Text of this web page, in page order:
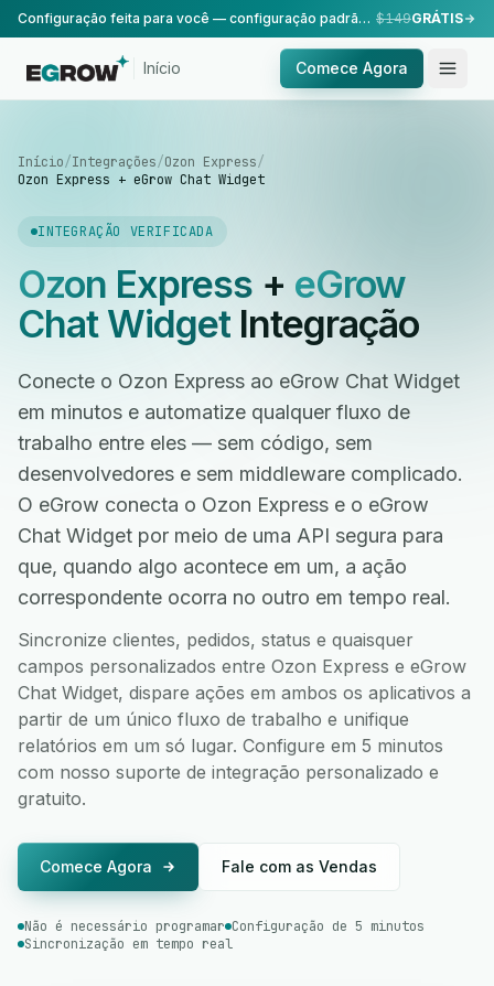
Configuração feita para você — configuração padrão, realizada pela nossa equipe. $149GRÁTIS
Início Comece Agora
Início/Integrações/Ozon Express/
Ozon Express + eGrow Chat Widget
INTEGRAÇÃO VERIFICADA
Ozon Express+ eGrow
Chat WidgetIntegração
Conecte o Ozon Express ao eGrow Chat Widget
em minutos e automatize qualquer fluxo de
trabalho entre eles — sem código, sem
desenvolvedores e sem middleware complicado.
O eGrow conecta o Ozon Express e o eGrow
Chat Widget por meio de uma API segura para
que, quando algo acontece em um, a ação
correspondente ocorra no outro em tempo real.
Sincronize clientes, pedidos, status e quaisquer
campos personalizados entre Ozon Express e eGrow
Chat Widget, dispare ações em ambos os aplicativos a
partir de um único fluxo de trabalho e unifique
relatórios em um só lugar. Configure em 5 minutos
com nosso suporte de integração personalizado e
gratuito.
Comece Agora Fale com as Vendas
Não é necessário programar Configuração de 5 minutos
Sincronização em tempo real